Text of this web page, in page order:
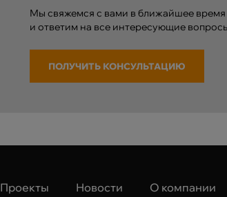
Мы свяжемся с вами в ближайшее время
и ответим на все интересующие
ПОЛУЧИТЬ КОНСУЛЬТАЦИЮ
Проекты Новости О компании